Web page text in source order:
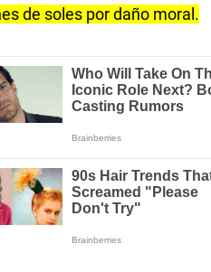
de soles por daño moral.